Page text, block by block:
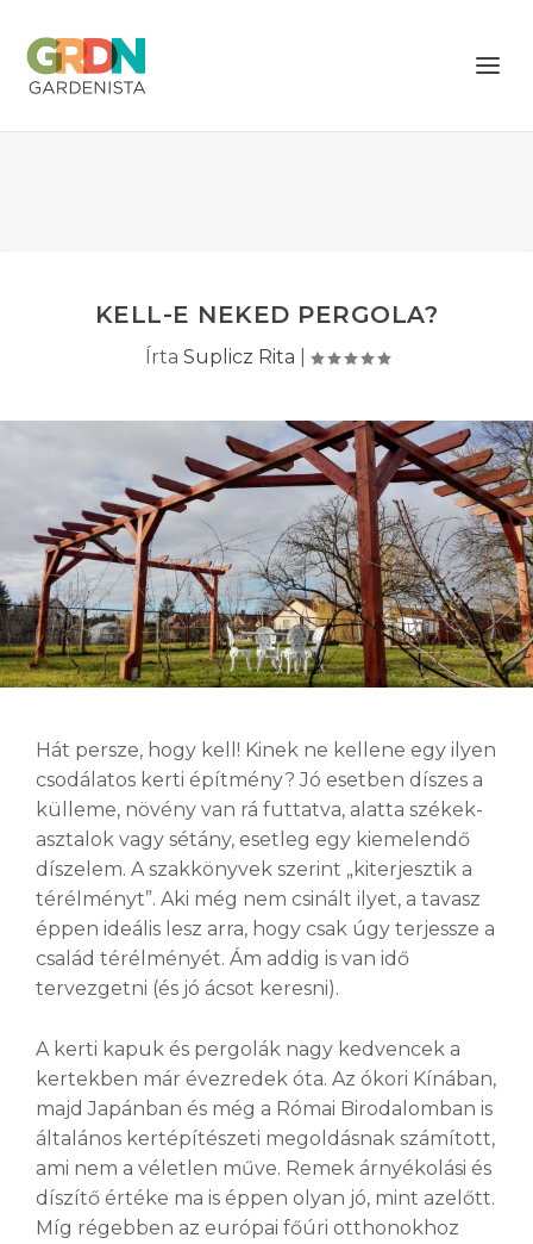
KELL-E NEKED PERGOLA?
Írta Suplicz Rita
Hát persze, hogy kell! Kinek ne kellene egy ilyen
csodálatos kerti építmény? Jó esetben díszes a
külleme, növény van rá futtatva, alatta székek-
asztalok vagy sétány, esetleg egy kiemelendő
díszelem. A szakkönyvek szerint „kiterjesztik a
térélményt”. Aki még nem csinált ilyet, a tavasz
éppen ideális lesz arra, hogy csak úgy terjessze a
család térélményét. Ám addig is van idő
tervezgetni (és jó ácsot keresni).
A kerti kapuk és pergolák nagy kedvencek a
kertekben már évezredek óta. Az ókori Kínában,
majd Japánban és még a Római Birodalomban is
általános kertépítészeti megoldásnak számított,
ami nem a véletlen műve. Remek árnyékolási és
díszítő értéke ma is éppen olyan jó, mint azelőtt.
Míg régebben az európai főúri otthonokhoz